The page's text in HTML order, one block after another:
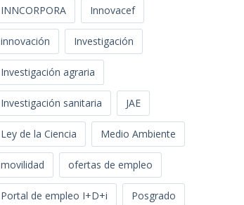
INNCORPORA Innovacef
innovación Investigación
Investigación agraria
Investigación sanitaria JAE
Ley de la Ciencia Medio Ambiente
movilidad ofertas de empleo
Portal de empleo I+D+i Posgrado